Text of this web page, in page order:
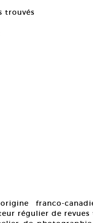
trouvés
franco-
régulier de revues